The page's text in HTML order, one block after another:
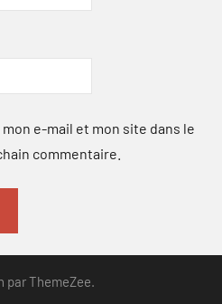
e-mail et mon site dans le
commentaire.
par ThemeZee.